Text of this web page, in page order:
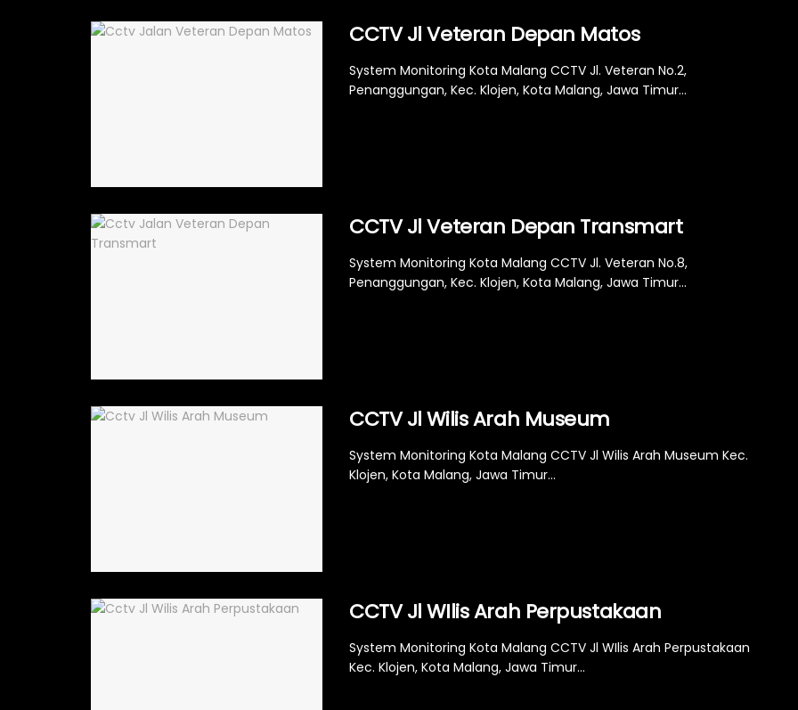
CCTV Jl Veteran Depan Matos
System Monitoring Kota Malang CCTV Jl. Veteran No.2,
Penanggungan, Kec. Klojen, Kota Malang, Jawa Timur...
CCTV Jl Veteran Depan Transmart
System Monitoring Kota Malang CCTV Jl. Veteran No.8,
Penanggungan, Kec. Klojen, Kota Malang, Jawa Timur...
CCTV Jl Wilis Arah Museum
System Monitoring Kota Malang CCTV Jl Wilis Arah Museum Kec.
Klojen, Kota Malang, Jawa Timur...
CCTV Jl WIlis Arah Perpustakaan
System Monitoring Kota Malang CCTV Jl WIlis Arah Perpustakaan
Kec. Klojen, Kota Malang, Jawa Timur...